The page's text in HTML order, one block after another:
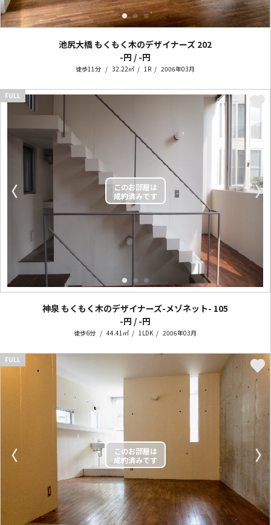
池尻大橋 もくもく木のデザイナーズ 202
-円 / -円
徒歩11分 32.22㎡ 1R 2006年03月
〈 〉
FULL
神泉 もくもく木のデザイナーズ-メゾネット- 105
-円 / -円
徒歩6分 44.41㎡ 1LDK 2006年03月
〈 〉
FULL